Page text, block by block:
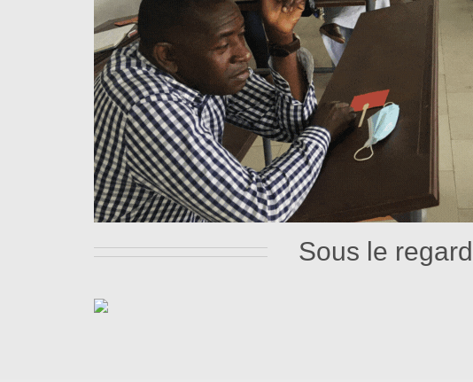
Sous le